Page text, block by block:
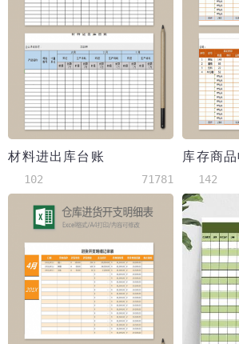
材料进出库台账
102 71781
库存商
142